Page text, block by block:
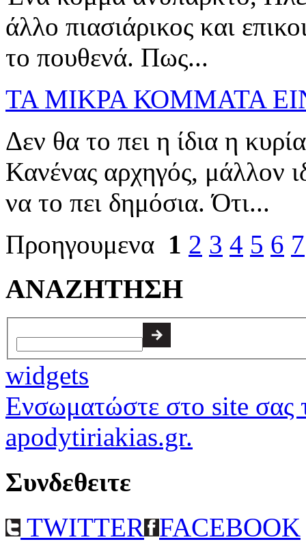
άλλο πιασιάρικος και
το πουθενά. Πως...
ΤΑ ΜΙΚΡΑ ΚΟΜΜΑΤΑ
Δεν θα το πει η ίδια η
Κανένας αρχηγός, μάλλον
να το πει δημόσια. Ότι...
Προηγουμενα 1 2 3 4 5 6 7
ΑΝΑΖΗΤΗΣΗ
widgets
Ενσωματώστε στο site σας
apodytiriakias.gr.
Συνδεθειτε
TWITTER FACEBOOK